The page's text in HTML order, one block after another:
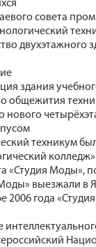
совета
двухэтажного
здания
общежития
нового
техникум
колледж»
«Студия Моды»,
выезжали в
2006 года